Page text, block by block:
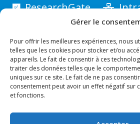
Gérer le
Pour offrir les meilleures expériences, nous
telles que les cookies pour stocker et/ou
appareils. Le fait de consentir à ces
traiter des données telles que le
uniques sur ce site. Le fait de ne pas
consentement peut avoir un effet négatif sur
et fonctions.
ResearchGate